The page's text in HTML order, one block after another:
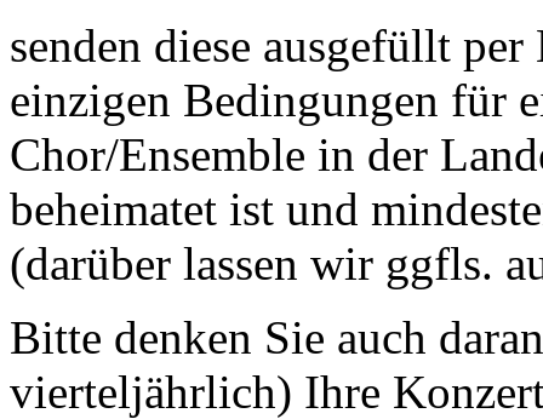
senden diese ausgefüllt
einzigen Bedingungen für
Chor/Ensemble in der
beheimatet ist und
(darüber lassen wir ggfls.
Bitte denken Sie auch
vierteljährlich) Ihre